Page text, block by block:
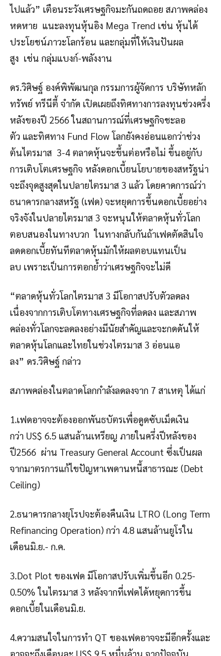
ไปแล้ว” เตือนระวังเศรษฐกิจมะกันถดถอย สภาพคล่อง
หดหาย แนะลงทุนหุ้นอิง Mega Trend เช่น หุ้นได้
ประโยชน์ภาวะโลกร้อน และกลุ่มที่ให้เงินปันผล
สูง เช่น กลุ่มแบงก์-พลังงาน
ดร.วิศิษฐ์ องค์พิพัฒนกุล กรรมการผู้จัดการ บริษัทหลัก
ทรัพย์ ทรีนีตี้ จำกัด เปิดเผยถึงทิศทางการลงทุนช่วงครึ่ง
หลังของปี 2566 ในสถานการณ์ที่เศรษฐกิจชะลอ
ตัว และทิศทาง Fund Flow โลกยังคงอ่อนแอกว่าช่วง
ต้นไตรมาส 3-4 ตลาดหุ้นจะขึ้นต่อหรือไม่ ขึ้นอยู่กับ
การเติบโตเศรษฐกิจ หลังดอกเบี้ยนโยบายของสหรัฐน่า
จะถึงจุดสูงสุดในปลายไตรมาส 3 แล้ว โดยคาดการณ์ว่า
ธนาคารกลางสหรัฐ (เฟด) จะหยุดการขึ้นดอกเบี้ยอย่าง
จริงจังในปลายไตรมาส 3 จะหนุนให้ตลาดหุ้นทั่วโลก
ตอบสนองในทางบวก ในทางกลับกันถ้าเฟดตัดสินใจ
ลดดอกเบี้ยทันทีตลาดหุ้นมักให้ผลตอบแทนเป็น
ลบ เพราะเป็นการตอกย้ำว่าเศรษฐกิจจะไม่ดี
“ตลาดหุ้นทั่วโลกไตรมาส 3 มีโอกาสปรับตัวลดลง
เนื่องจากการเติบโตทางเศรษฐกิจที่ลดลง และสภาพ
คล่องทั่วโลกจะลดลงอย่างมีนัยสำคัญและจะกดดันให้
ตลาดหุ้นโลกและไทยในช่วงไตรมาส 3 อ่อนแอ
ลง” ดร.วิศิษฐ์ กล่าว
สภาพคล่องในตลาดโลกกำลังลดลงจาก 7 สาเหตุ ได้แก่
1.เฟดอาจจะต้องออกพันธบัตรเพื่อดูดซับเม็ดเงิน
กว่า US$ 6.5 แสนล้านเหรียญ ภายในครึ่งปีหลังของ
ปี2566 ผ่าน Treasury General Account ซึ่งเป็นผล
จากมาตรการแก้ไขปัญหาเพดานหนี้สาธารณะ (Debt
Ceiling)
2.ธนาคารกลางยุโรปจะต้องคืนเงิน LTRO (Long Term
Refinancing Operation) กว่า 4.8 แสนล้านยูโรใน
เดือนมิ.ย.- ก.ค.
3.Dot Plot ของเฟด มีโอกาสปรับเพิ่มขึ้นอีก 0.25-
0.50% ในไตรมาส 3 หลังจากที่เฟดได้หยุดการขึ้น
ดอกเบี้ยในเดือนมิ.ย.
4.ความสนใจในการทำ QT ของเฟดอาจจะมีอีกครั้งและ
อาจจะถึงเดือนละ US$ 9.5 หมื่นล้าน จากปัจจุบัน